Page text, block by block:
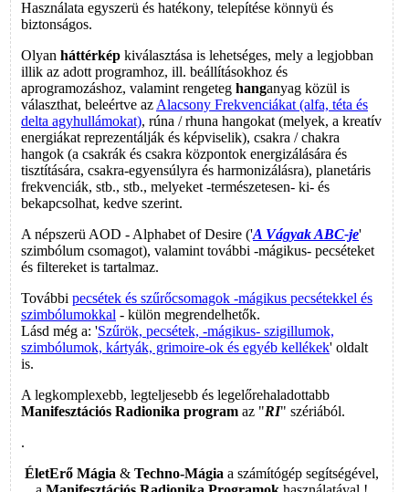
Használata egyszerü és hatékony, telepítése könnyü és
biztonságos.
Olyan háttérkép kiválasztása is lehetséges, mely a legjobban
illik az adott programhoz, ill. beállításokhoz és
aprogramozáshoz, valamint rengeteg hanganyag közül is
választhat, beleértve az Alacsony Frekvenciákat (alfa, téta és
delta agyhullámokat), rúna / rhuna hangokat (melyek, a kreatív
energiákat reprezentálják és képviselik), csakra / chakra
hangok (a csakrák és csakra központok energizálására és
tisztítására, csakra-egyensúlyra és harmonizálásra), planetáris
frekvenciák, stb., stb., melyeket -természetesen- ki- és
bekapcsolhat, kedve szerint.
A népszerü AOD - Alphabet of Desire ('A Vágyak ABC-je'
szimbólum csomagot), valamint további -mágikus- pecséteket
és filtereket is tartalmaz.
További pecsétek és szűrőcsomagok -mágikus pecsétekkel és
szimbólumokkal - külön megrendelhetők.
Lásd még a: 'Szűrök, pecsétek, -mágikus- szigillumok,
szimbólumok, kártyák, grimoire-ok és egyéb kellékek' oldalt
is.
A legkomplexebb, legteljesebb és legelőrehaladottabb
Manifesztációs Radionika program az "RI" szériából.
.
ÉletErő Mágia & Techno-Mágia a számítógép segítségével,